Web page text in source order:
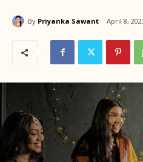
By Priyanka Sawant April 8,